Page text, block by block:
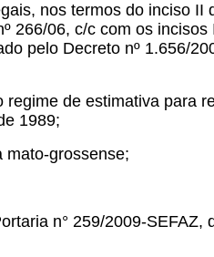
nos termos do inciso
266/06, c/c com os
pelo Decreto nº 1.656/
de estimativa para
1989;
mato-grossense;
n° 259/2009-